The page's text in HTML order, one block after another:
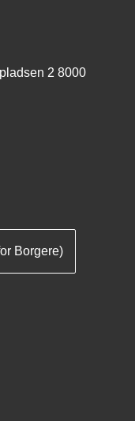
2 8000
Borgere)